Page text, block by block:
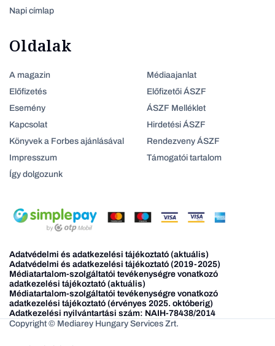
Napi címlap
Oldalak
A magazin
Előfizetés
Esemény
Kapcsolat
Könyvek a Forbes ajánlásával
Impresszum
Így dolgozunk
Médiaajanlat
Előfizetői ÁSZF
ÁSZF Melléklet
Hirdetési ÁSZF
Rendezveny ÁSZF
Támogatói tartalom
Adatvédelmi és adatkezelési tájékoztató (aktuális)
Adatvédelmi és adatkezelési tájékoztató (2019-2025)
Médiatartalom-szolgáltatói tevékenységre vonatkozó
adatkezelési tájékoztató (aktuális)
Médiatartalom-szolgáltatói tevékenységre vonatkozó
adatkezelési tájékoztató (érvényes 2025. októberig)
Adatkezelési nyilvántartási szám: NAIH-78438/2014
Copyright © Mediarey Hungary Services Zrt.